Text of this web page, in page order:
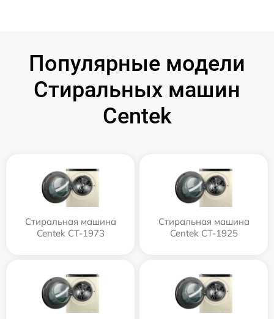
Популярные модели
Стиральных машин
Centek
Стиральная машина
Centek CT-1973
Стиральная машина
Centek CT-1925